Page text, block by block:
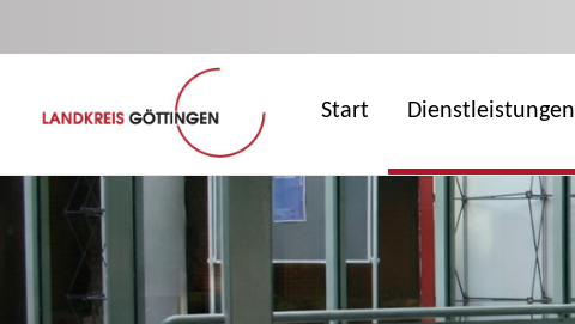
Start Dienstleistungen